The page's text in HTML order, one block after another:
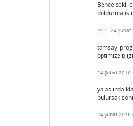
Bence sekil
24 Şubat
tamsayı
optimize
24 Şubat 2016
ya aslında
bulursak
24 Şubat 2016